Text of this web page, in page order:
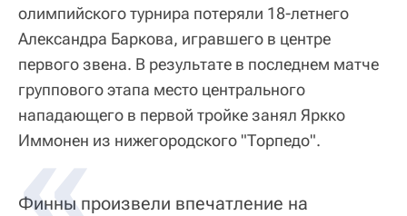
олимпийского турнира потеряли 18-летнего
Александра Баркова, игравшего в центре
первого звена. В результате в последнем матче
группового этапа место центрального
нападающего в первой тройке занял Яркко
Иммонен из нижегородского "Торпедо".
Финны произвели впечатление на